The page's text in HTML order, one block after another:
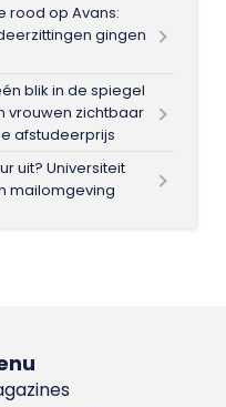
rood op Avans:
gingen
blik in de spiegel
vrouwen zichtbaar
afstudeerprijs
uit? Universiteit
mailomgeving